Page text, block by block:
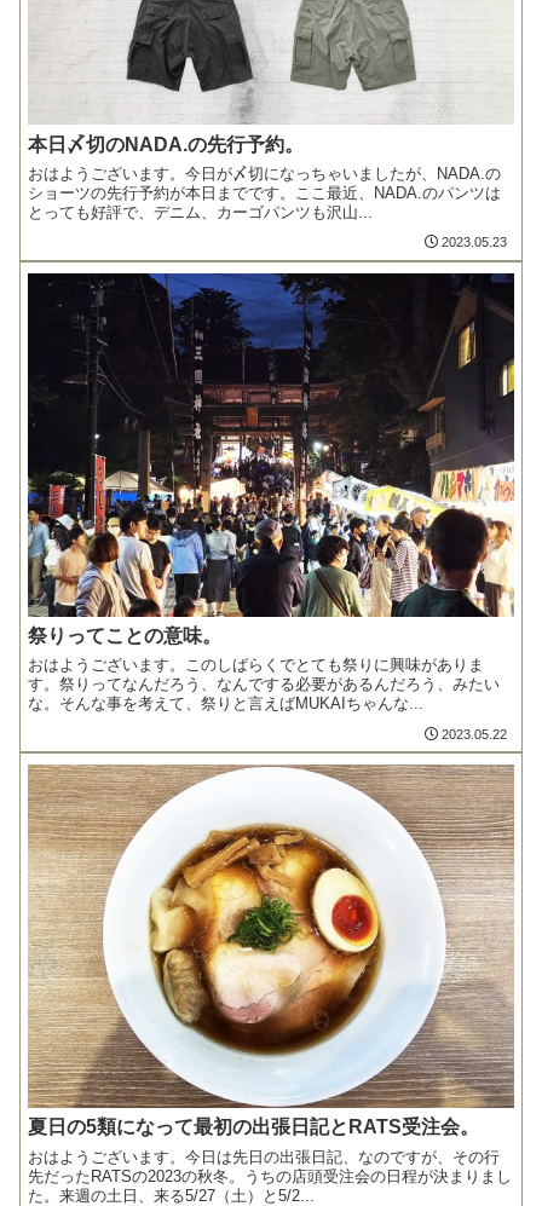
本日〆切のNADA.の先行予約。
おはようございます。今日が〆切になっちゃいましたが、NADA.の
ショーツの先行予約が本日までです。ここ最近、NADA.のパンツは
とっても好評で、デニム、カーゴパンツも沢山...
2023.05.23
祭りってことの意味。
おはようございます。このしばらくでとても祭りに興味がありま
す。祭りってなんだろう、なんでする必要があるんだろう、みたい
な。そんな事を考えて、祭りと言えばMUKAIちゃんな...
2023.05.22
夏日の5類になって最初の出張日記とRATS受注会。
おはようございます。今日は先日の出張日記、なのですが、その行
先だったRATSの2023の秋冬。うちの店頭受注会の日程が決まりまし
た。来週の土日、来る5/27（土）と5/2...